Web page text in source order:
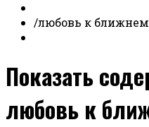
/любовь к
Показать
любовь к